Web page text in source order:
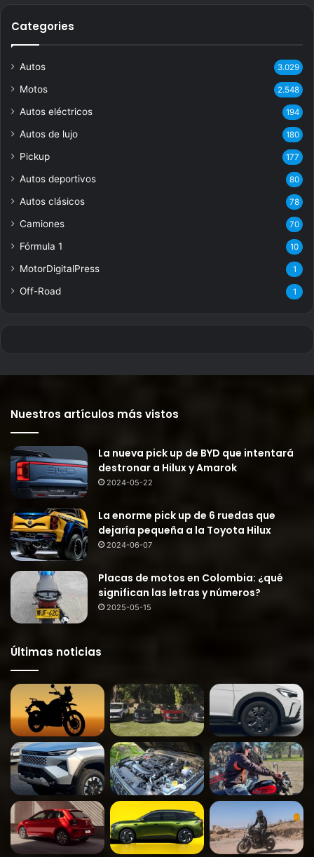
Categories
Autos 3.029
Motos 2.548
Autos eléctricos 194
Autos de lujo 180
Pickup 177
Autos deportivos 80
Autos clásicos 78
Camiones 70
Fórmula 1 10
MotorDigitalPress 1
Off-Road 1
Nuestros artículos más vistos
La nueva pick up de BYD que intentará
destronar a Hilux y Amarok
2024-05-22
La enorme pick up de 6 ruedas que
dejaría pequeña a la Toyota Hilux
2024-06-07
Placas de motos en Colombia: ¿qué
significan las letras y números?
2025-05-15
Últimas noticias